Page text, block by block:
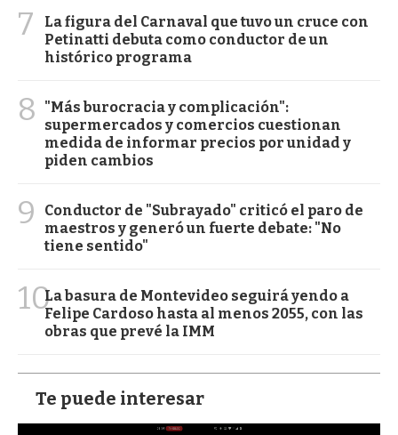
7
La figura del Carnaval que tuvo un cruce con
Petinatti debuta como conductor de un
histórico programa
8
"Más burocracia y complicación":
supermercados y comercios cuestionan
medida de informar precios por unidad y
piden cambios
9
Conductor de "Subrayado" criticó el paro de
maestros y generó un fuerte debate: "No
tiene sentido"
10La basura de Montevideo seguirá yendo a
Felipe Cardoso hasta al menos 2055, con las
obras que prevé la IMM
Te puede interesar